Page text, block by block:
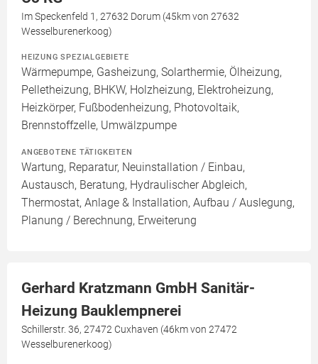
Im Speckenfeld 1, 27632 Dorum (45km von 27632
Wesselburenerkoog)
HEIZUNG SPEZIALGEBIETE
Wärmepumpe, Gasheizung, Solarthermie, Ölheizung,
Pelletheizung, BHKW, Holzheizung, Elektroheizung,
Heizkörper, Fußbodenheizung, Photovoltaik,
Brennstoffzelle, Umwälzpumpe
ANGEBOTENE TÄTIGKEITEN
Wartung, Reparatur, Neuinstallation / Einbau,
Austausch, Beratung, Hydraulischer Abgleich,
Thermostat, Anlage & Installation, Aufbau / Auslegung,
Planung / Berechnung, Erweiterung
Gerhard Kratzmann GmbH Sanitär-
Heizung Bauklempnerei
Schillerstr. 36, 27472 Cuxhaven (46km von 27472
Wesselburenerkoog)